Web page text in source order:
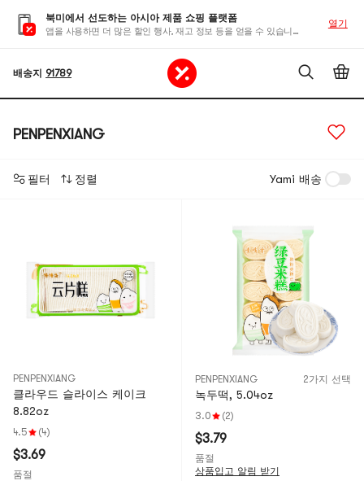
북미에서 선도하는 아시아 제품 쇼핑 플랫폼
앱을 사용하면 더 많은 할인 행사, 재고 정보 등을 얻을 수 있습니다
열기
배송지 91789
PENPENXIANG
필터 정렬 Yami 배송
PENPENXIANG
클라우드 슬라이스 케이크
8.82oz
4.5 (4)
$3.69
품절
PENPENXIANG 2가지 선택
녹두떡, 5.04oz
3.0 (2)
$3.79
품절
상품입고 알림 받기